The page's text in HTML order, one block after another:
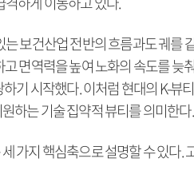
보건산업 전반의 흐름과도 궤를
면역력을 높여 노화의 속도를 늦
기 시작했다. 이처럼 현대의 K-뷰
하는 기술 집약적 뷰티를 의미한다.
가지 핵심축으로 설명할 수 있다.